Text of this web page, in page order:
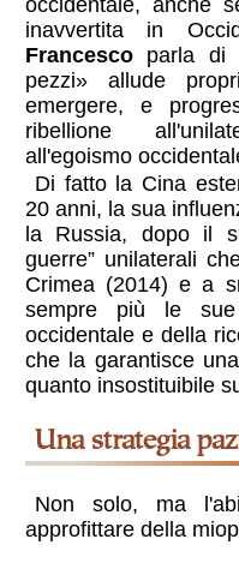
inavvertita in
Francescoparla di
pezzi» allude
emergere, e
ribellione
all'egoismo
Di fatto la Cina
20 anni, la sua
la Russia, dopo il
guerre” unilaterali
Crimea (2014) e a
sempre più le
occidentale e della
che la garantisce
quanto insostituibile
una strategia
Non solo, ma
approfittare della